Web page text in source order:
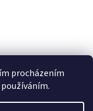
procházením